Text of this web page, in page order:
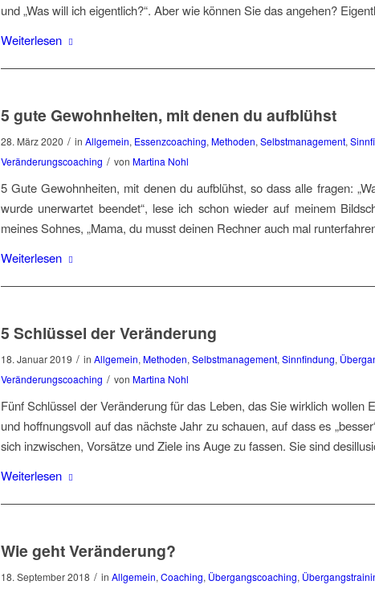
und „Was will ich eigentlich?“. Aber wie können Sie das angehen?
Weiterlesen
5 gute Gewohnheiten, mit denen du aufblühst
28. März 2020 / in Allgemein, Essenzcoaching, Methoden, Selbstmanagement,
Veränderungscoaching / von Martina Nohl
5 Gute Gewohnheiten, mit denen du aufblühst, so dass alle fragen:
wurde unerwartet beendet“, lese ich schon wieder auf meinem
meines Sohnes, „Mama, du musst deinen Rechner auch mal
Weiterlesen
5 Schlüssel der Veränderung
18. Januar 2019 / in Allgemein, Methoden, Selbstmanagement, Sinnfindung,
Veränderungscoaching / von Martina Nohl
Fünf Schlüssel der Veränderung für das Leben, das Sie wirklich wollen
und hoffnungsvoll auf das nächste Jahr zu schauen, auf dass es
sich inzwischen, Vorsätze und Ziele ins Auge zu fassen. Sie sind
Weiterlesen
Wie geht Veränderung?
18. September 2018 / in Allgemein, Coaching, Übergangscoaching,